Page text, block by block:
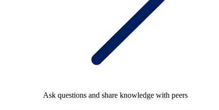
Ask questions and share knowledge with peers